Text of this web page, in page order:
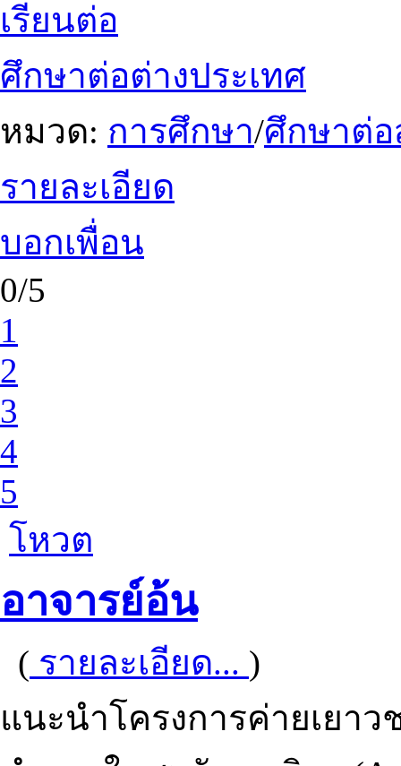
เรียนต่อ
ศึกษาต่อต่างประเทศ
หมวด: การศึกษา/ศึกษาต่อ
รายละเอียด
บอกเพื่อน
0/5
1
2
3
4
5
โหวต
อาจารย์อ้น
( รายละเอียด... )
แนะนำโครงการค่ายเยา